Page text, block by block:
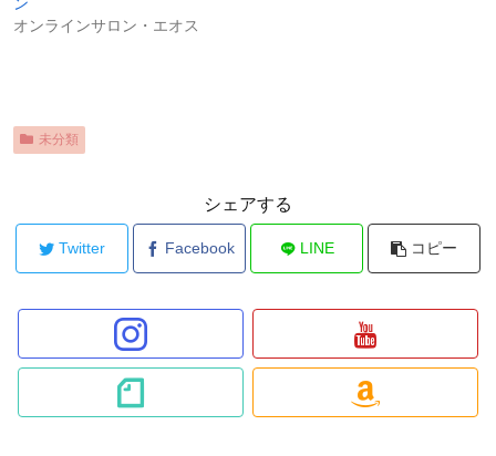
ン
オンラインサロン・エオス
未分類
シェアする
Twitter Facebook LINE コピー